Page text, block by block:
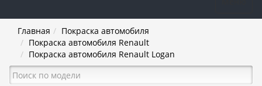
Главная
Покраска автомобиля
Покраска автомобиля Renault
Покраска автомобиля Renault Logan